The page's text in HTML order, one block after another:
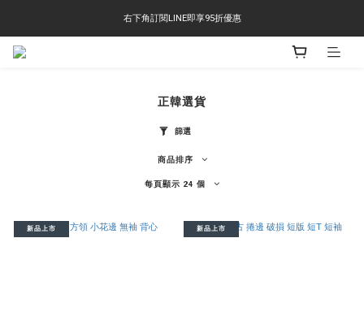
右下角訂閱LINE即享95折優惠
右下角訂閱LINE即享95折優惠
TS-2618 涼感短T 多版型選擇,涼感優惠 單件390 兩件750 三件1000 十件3000
正韓選貨
篩選
商品排序
每頁顯示 24 個
新品上市 新品上市